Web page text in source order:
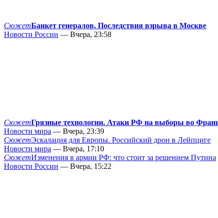
СюжетБанкет генералов. Последствия взрыва в Москве
Новости России — Вчера, 23:58
СюжетГрязные технологии. Атаки РФ на выборы во
Новости мира — Вчера, 23:39
СюжетЭскалация для Европы. Российский дрон в Лейпциге
Новости мира — Вчера, 17:10
СюжетИзменения в армии РФ: что стоит за решением Путина
Новости России — Вчера, 15:22